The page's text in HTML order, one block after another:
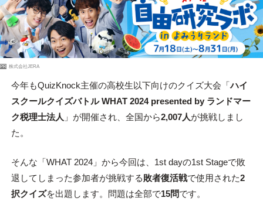
PR 株式会社JERA
今年もQuizKnock主催の高校生以下向けのクイズ大会「ハイ
スクールクイズバトル WHAT 2024 presented by ランドマー
ク税理士法人 」が開催され、全国から2,007人が挑戦しまし
た。
そんな「WHAT 2024」から今回は、1st dayの1st Stageで敗
退してしまった参加者が挑戦する敗者復活戦で使用された2
択クイズを出題します。問題は全部で15問です。